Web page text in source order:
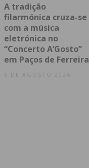
A tradição
filarmónica cruza-se
com a música
eletrónica no
“Concerto A’Gosto”
em Paços de Ferreira
6 DE AGOSTO 2026